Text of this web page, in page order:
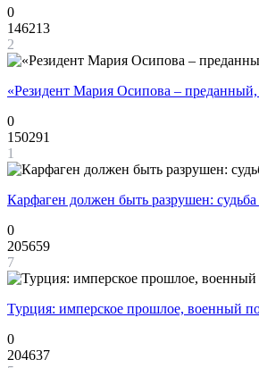
0
146213
2
«Резидент Мария Осипова –
0
150291
1
Карфаген должен быть разрушен: судьба
0
205659
7
Турция: имперское прошлое, военный
0
204637